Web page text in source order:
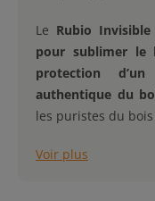
Le Rubio
pour sublimer le
protection
authentique du
les puristes du
Voir plus